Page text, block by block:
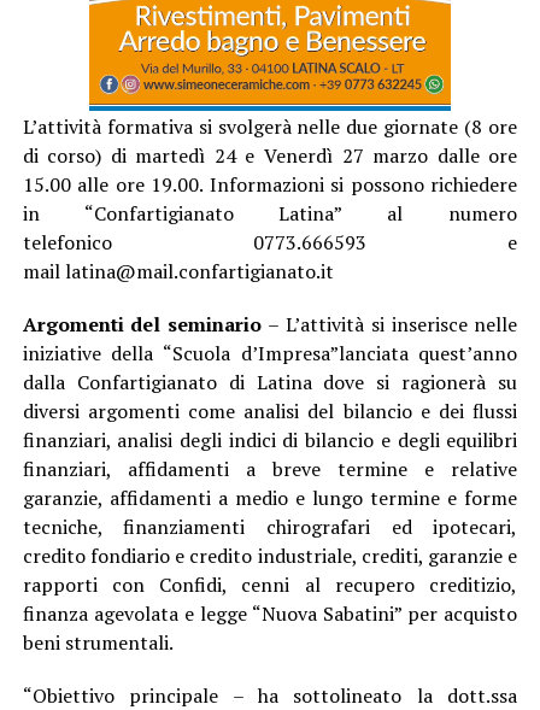
L’attività formativa si svolgerà nelle due giornate (8 ore
di corso) di martedì 24 e Venerdì 27 marzo dalle ore
15.00 alle ore 19.00. Informazioni si possono richiedere
in “Confartigianato Latina” al numero
telefonico 0773.666593 e
mail latina@mail.confartigianato.it
Argomenti del seminario – L’attività si inserisce nelle
iniziative della “Scuola d’Impresa”lanciata quest’anno
dalla Confartigianato di Latina dove si ragionerà su
diversi argomenti come analisi del bilancio e dei flussi
finanziari, analisi degli indici di bilancio e degli equilibri
finanziari, affidamenti a breve termine e relative
garanzie, affidamenti a medio e lungo termine e forme
tecniche, finanziamenti chirografari ed ipotecari,
credito fondiario e credito industriale, crediti, garanzie e
rapporti con Confidi, cenni al recupero creditizio,
finanza agevolata e legge “Nuova Sabatini” per acquisto
beni strumentali.
“Obiettivo principale – ha sottolineato la dott.ssa